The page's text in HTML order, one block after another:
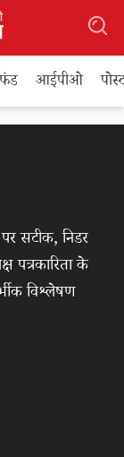
आईपीओ
सटीक, निडर
पत्रकारिता के
विश्लेषण